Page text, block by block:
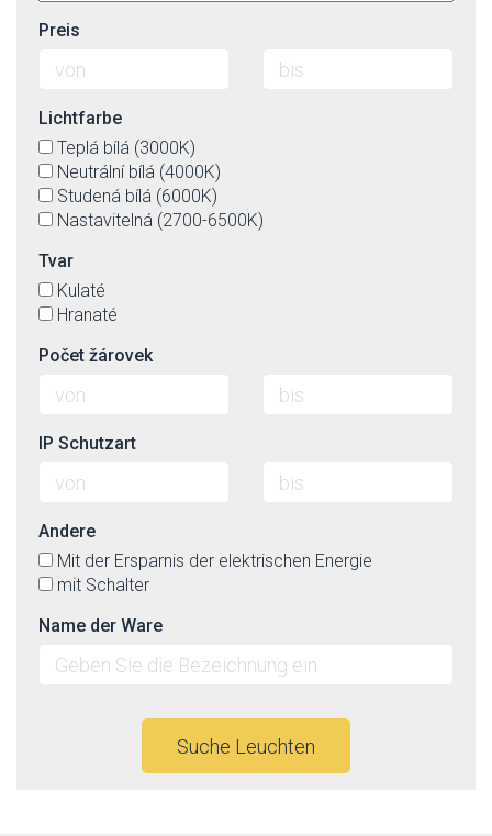
Preis
Lichtfarbe
Teplá bílá (3000K)
Neutrální bílá (4000K)
Studená bílá (6000K)
Nastavitelná (2700-6500K)
Tvar
Kulaté
Hranaté
Počet žárovek
IP Schutzart
Andere
Mit der Ersparnis der elektrischen Energie
mit Schalter
Name der Ware
Suche Leuchten